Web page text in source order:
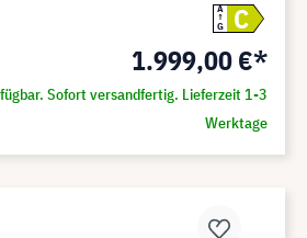
A
G
C
1.999,00 €*
Sofort versandfertig. Lieferzeit 1-3
Werktage